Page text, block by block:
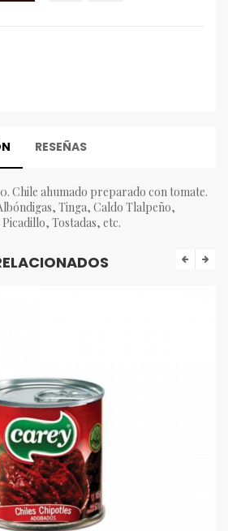
RESEÑAS
Chile ahumado preparado con tomate.
Tinga, Caldo Tlalpeño,
Tostadas, etc.